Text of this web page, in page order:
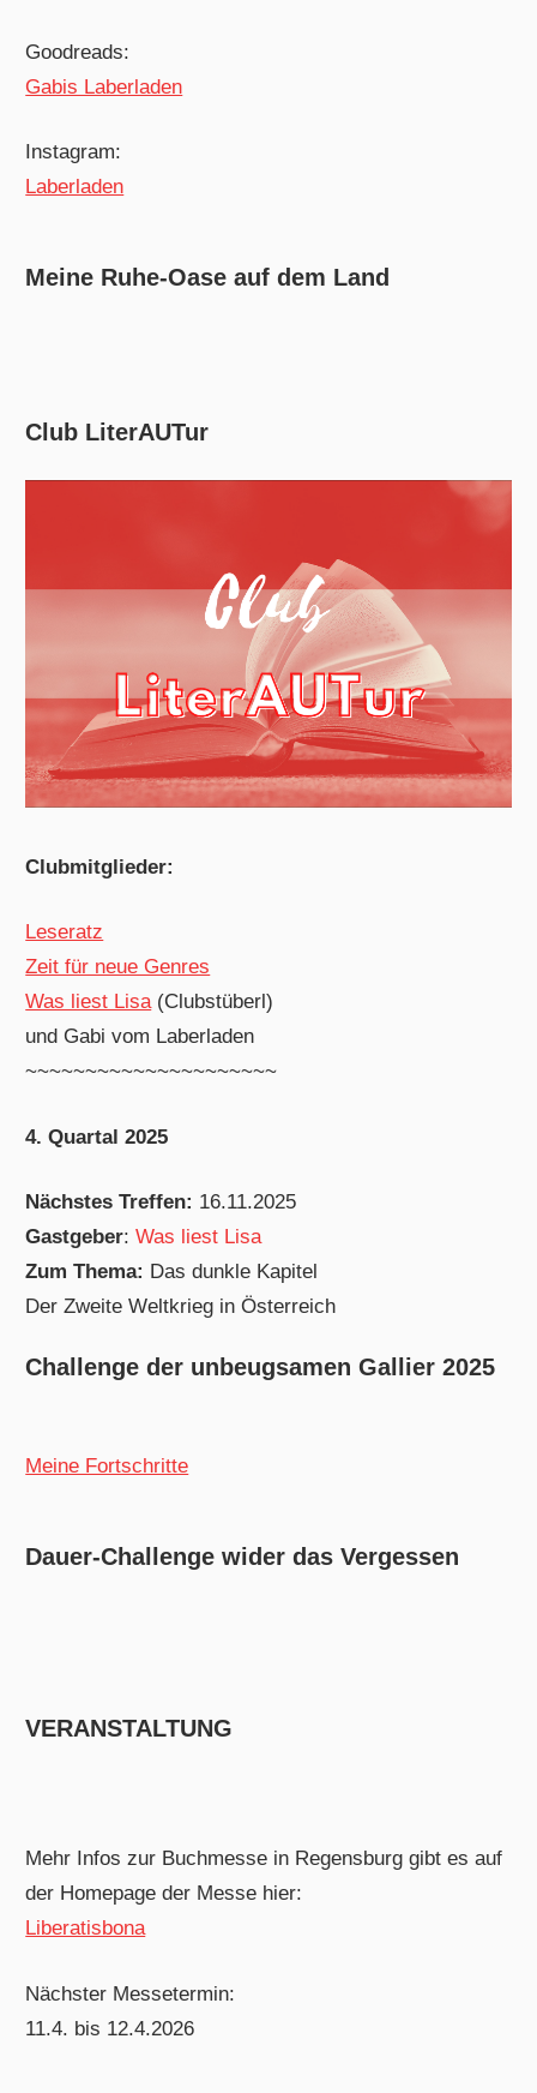
Goodreads:
Gabis Laberladen
Instagram:
Laberladen
Meine Ruhe-Oase auf dem Land
Club LiterAUTur
Clubmitglieder:
Leseratz
Zeit für neue Genres
Was liest Lisa(Clubstüberl)
und Gabi vom Laberladen
~~~~~~~~~~~~~~~~~~~~~
4. Quartal 2025
Nächstes Treffen: 16.11.2025
Gastgeber:Was liest Lisa
Zum Thema: Das dunkle Kapitel
Der Zweite Weltkrieg in Österreich
Challenge der unbeugsamen Gallier 2025
Meine Fortschritte
Dauer-Challenge wider das Vergessen
VERANSTALTUNG
Mehr Infos zur Buchmesse in Regensburg gibt es auf
der Homepage der Messe hier:
Liberatisbona
Nächster Messetermin:
11.4. bis 12.4.2026